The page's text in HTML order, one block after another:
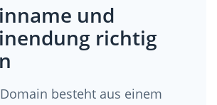
und
richtig
besteht aus einem